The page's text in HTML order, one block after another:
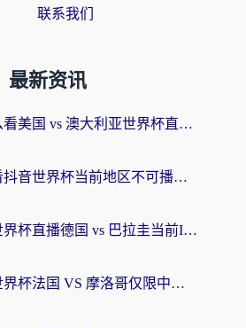
联系我们
最新资讯
在国外怎么看美国 vs 澳大利亚世界杯直播？海外党必藏的中文解说观赛指南
在加拿大看抖音世界杯当前地区不可播放？海外党体育观赛终极指南
在海外看世界杯直播德国 vs 巴拉圭当前IP受限制？这篇指南帮你轻松解决地区限制
在国外看世界杯法国 VS 摩洛哥仅限中国大陆？别让地域限制拦下你的欢呼